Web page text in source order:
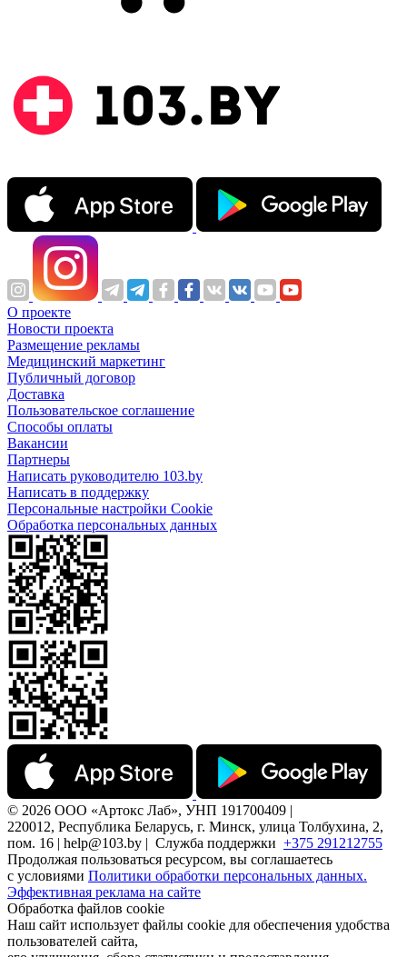
О проекте
Новости проекта
Размещение рекламы
Медицинский маркетинг
Публичный договор
Доставка
Пользовательское соглашение
Способы оплаты
Вакансии
Партнеры
Написать руководителю 103.by
Написать в поддержку
Персональные настройки Cookie
Обработка персональных данных
© 2026 ООО «Артокс Лаб», УНП 191700409 |
220012, Республика Беларусь, г. Минск, улица Толбухина, 2,
пом. 16 | help@103.by | Служба поддержки +375 291212755
Продолжая пользоваться ресурсом, вы соглашаетесь
с условиями Политики обработки персональных данных.
Эффективная реклама на сайте
Обработка файлов cookie
Наш сайт использует файлы cookie для обеспечения удобства
пользователей сайта,